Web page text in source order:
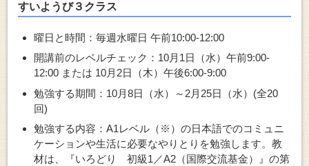
すいようび３クラス
曜日と時間：毎週水曜日 午前10:00-12:00
開講前のレベルチェック：10月1日（水）午前9:00-
12:00 または 10月2日（木）午後6:00-9:00
勉強する期間：10月8日（水）～2月25日（水）(全20
回)
勉強する内容：A1レベル（※）の日本語でのコミュニ
ケーションや生活に必要なやりとり を勉強します。教
材は、『いろどり 初級1／A2（国際交流基金）』の第